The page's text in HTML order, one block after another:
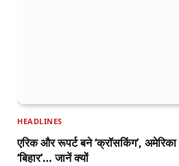
HEADLINES
एरिक और रूपर्ट बने ‘क्रॉसकिंग’,
‘बिहार’… जानें क्यों